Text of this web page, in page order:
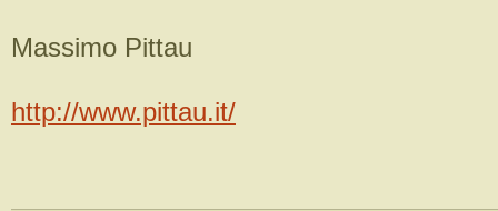
Massimo Pittau
http://www.pittau.it/